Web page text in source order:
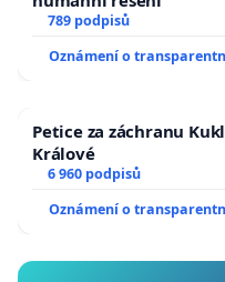
789 podpisů
Oznámení o
Petice za záchranu
Králové
6 960 podpisů
Oznámení o